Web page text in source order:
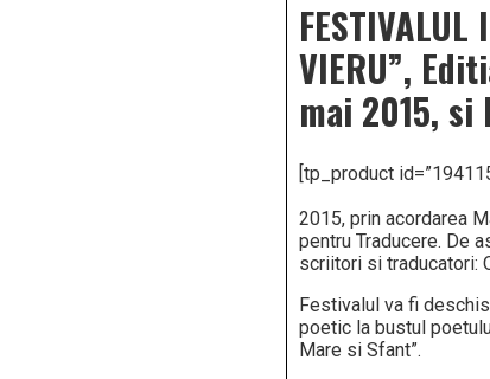
FESTIVALUL
VIERU”,
mai 2015,
[tp_product
2015, prin acordarea
pentru Traducere. De
scriitori si traducatori:
Festivalul va fi
poetic la bustul
Mare si Sfant”.